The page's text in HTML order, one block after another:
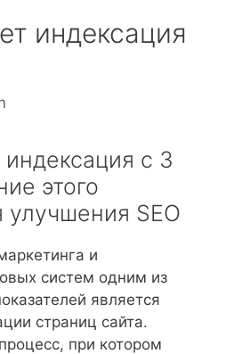
индексация
с 3
этого
улучшения SEO
и
систем одним из
является
страниц сайта.
при котором